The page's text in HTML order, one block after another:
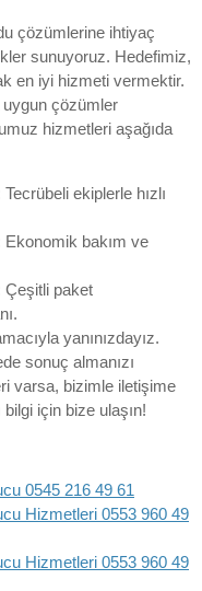
çözümlerine ihtiyaç
sunuyoruz. Hedefimiz,
en iyi hizmeti vermektir.
uygun çözümler
hizmetleri aşağıda
Tecrübeli ekiplerle hızlı
Ekonomik bakım ve
Çeşitli paket
yanınızdayız.
sonuç almanızı
varsa, bizimle iletişime
için bize ulaşın!
0545 216 49 61
Hizmetleri 0553 960 49
Hizmetleri 0553 960 49